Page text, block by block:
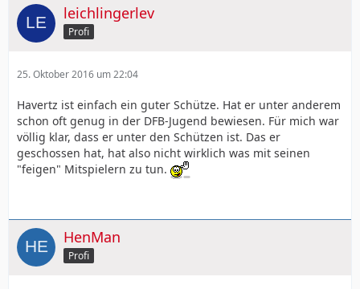
leichlingerlev
Profi
25. Oktober 2016 um 22:04
Havertz ist einfach ein guter Schütze. Hat er unter anderem
schon oft genug in der DFB-Jugend bewiesen. Für mich war
völlig klar, dass er unter den Schützen ist. Das er
geschossen hat, hat also nicht wirklich was mit seinen
"feigen" Mitspielern zu tun.
HenMan
Profi